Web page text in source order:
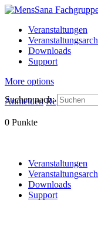
Veranstaltungen
Downloads
Support
More options
Anmelden Registrieren
0 Punkte
Suchen nach:
Veranstaltungen
Downloads
Support